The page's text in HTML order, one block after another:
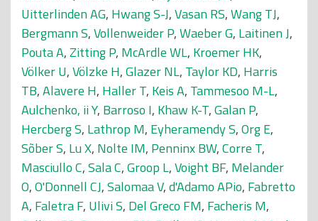
Uitterlinden AG, Hwang S-J,Vasan RS,Wang TJ,
Bergmann S,Vollenweider P,Waeber G, Laitinen J,
Pouta A,Zitting P, McArdle WL, Kroemer HK,
Völker U,Völzke H,Glazer NL, Taylor KD, Harris
TB,Alavere H, Haller T, Keis A, Tammesoo M-L,
Aulchenko, ii Y, Barroso I, Khaw K-T,Galan P,
Hercberg S, Lathrop M, Eyheramendy S,Org E,
Sõber S, Lu X, Nolte IM, Penninx BW,Corre T,
Masciullo C,Sala C,Groop L,Voight BF, Melander
O,O'Donnell CJ,Salomaa V,d'Adamo APio, Fabretto
A, Faletra F, Ulivi S, Del Greco FM, Facheris M,